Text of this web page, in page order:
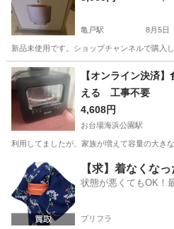
亀戸駅 8月5日
新品未使用です。ショップチャンネルで購入
東京 江東区 亀戸駅 季節、空調
【オンライン決済
える 工事不要
4,608円
お台場海浜公園駅
利用してましたが、家族が増えて容量の大き
東京 港区 お台場海浜公園駅 キ
【求】着なくな
状態が悪くてもOK！
プリフラ